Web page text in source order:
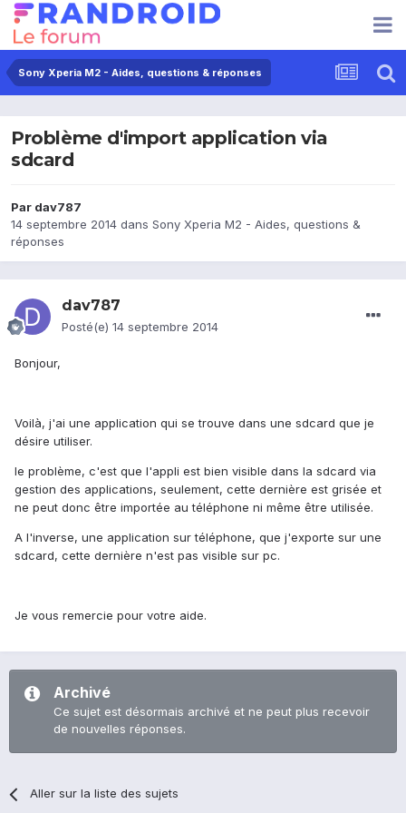
Sony Xperia M2 - Aides, questions & réponses
Problème d'import application via
sdcard
Par dav787
14 septembre 2014 dans Sony Xperia M2 - Aides, questions &
réponses
dav787
Posté(e) 14 septembre 2014
Bonjour,
Voilà, j'ai une application qui se trouve dans une sdcard que je
désire utiliser.
le problème, c'est que l'appli est bien visible dans la sdcard via
gestion des applications, seulement, cette dernière est grisée et
ne peut donc être importée au téléphone ni même être utilisée.
A l'inverse, une application sur téléphone, que j'exporte sur une
sdcard, cette dernière n'est pas visible sur pc.
Je vous remercie pour votre aide.
Archivé
Ce sujet est désormais archivé et ne peut plus recevoir
de nouvelles réponses.
Aller sur la liste des sujets